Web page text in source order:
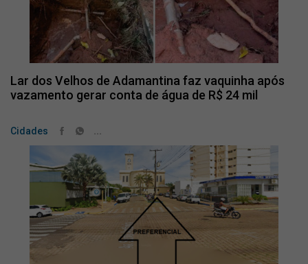
Lar dos Velhos de Adamantina faz vaquinha após
vazamento gerar conta de água de R$ 24 mil
Cidades ...